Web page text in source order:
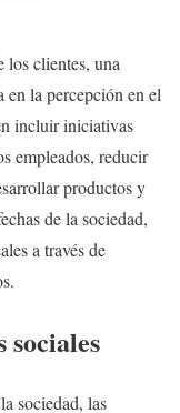
los clientes, una
en la percepción en el
incluir iniciativas
empleados, reducir
productos y
de la sociedad,
a través de
sociales
sociedad, las